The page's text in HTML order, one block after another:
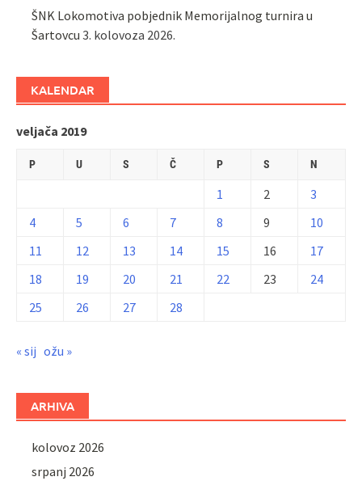
ŠNK Lokomotiva pobjednik Memorijalnog turnira u
Šartovcu 3. kolovoza 2026.
KALENDAR
veljača 2019
P U S Č P S N
1 2
3
4
5 6 7 8 9
10
11
12 13 14 15 16
17
18
19 20 21 22 23
24
25
26 27 28
« sij ožu »
ARHIVA
kolovoz 2026
srpanj 2026